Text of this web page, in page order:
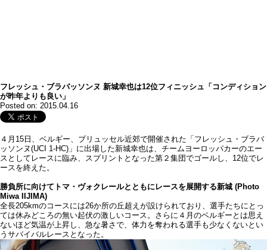
フレッシュ・ブラバッソンヌ 新城幸也は12位フィニッシュ「コンディション
が昨年よりも良い」
Posted on: 2015.04.16
４月15日、ベルギー、ブリュッセル近郊で開催された「フレッシュ・ブラバ
ッソンヌ(UCI 1-HC)」に出場した新城幸也は、チームヨーロッパカーのエー
スとしてレースに臨み、スプリントとなった第２集団でゴールし、12位でレ
ースを終えた。
勝負所に向けてトマ・ヴォクレールとともにレースを展開する新城 (Photo
Miwa IIJIMA)
全長205kmのコースには26か所の丘超えが設けられており、選手たちにとっ
ては休みどころの無い起伏の激しいコース。さらに４月のベルギーとは思え
ないほど気温が上昇し、急な暑さで、体力を奪われる選手も少なくないとい
うサバイバルレースとなった。